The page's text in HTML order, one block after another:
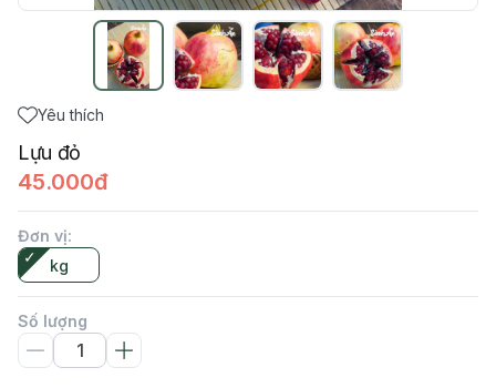
Yêu thích
Lựu đỏ
45.000đ
Đơn vị:
kg
Số lượng